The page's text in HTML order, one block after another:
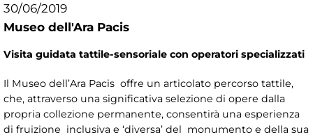
30/06/2019
Museo dell'Ara Pacis
Visita guidata tattile-sensoriale con operatori specializzati
Il Museo dell’Ara Pacis offre un articolato percorso tattile,
che, attraverso una significativa selezione di opere dalla
propria collezione permanente, consentirà una esperienza
di fruizione inclusiva e ‘diversa’ del monumento e della sua